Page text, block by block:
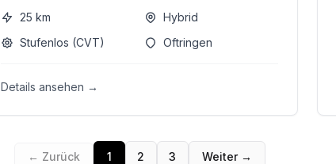
25 km
Hybrid
Stufenlos (CVT)
Oftringen
Details ansehen →
← Zurück 1 2 3 Weiter →